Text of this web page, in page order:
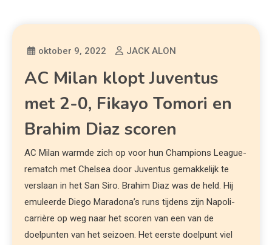
oktober 9, 2022 JACK ALON
AC Milan klopt Juventus
met 2-0, Fikayo Tomori en
Brahim Diaz scoren
AC Milan warmde zich op voor hun Champions League-
rematch met Chelsea door Juventus gemakkelijk te
verslaan in het San Siro. Brahim Diaz was de held. Hij
emuleerde Diego Maradona’s runs tijdens zijn Napoli-
carrière op weg naar het scoren van een van de
doelpunten van het seizoen. Het eerste doelpunt viel